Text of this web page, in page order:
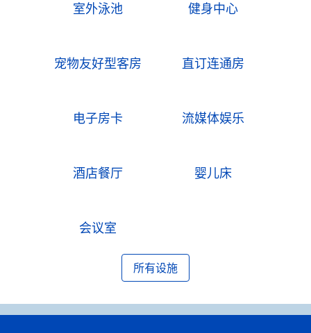
室外泳池 健身中心
宠物友好型客房 直订连通房
电子房卡 流媒体娱乐
酒店餐厅 婴儿床
会议室
所有设施